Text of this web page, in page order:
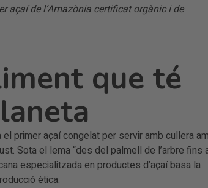
açaí de l’Amazònia certificat orgànic i de
que té
primer açaí congelat per servir amb cullera
Sota el lema “des del palmell de l’arbre fins
especialitzada en productes d’açaí basa la
ètica.